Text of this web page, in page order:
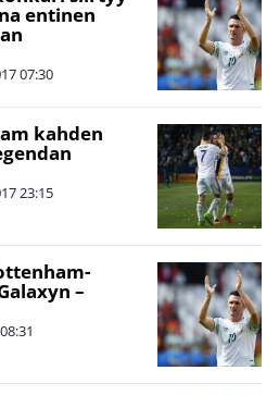
entinen
07:30
kahden
23:15
–
08:31